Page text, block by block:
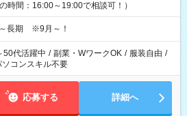
時間：16:00～19:00で相談可！）
長期 ※9月～！
50代活躍中 / 副業・WワークOK / 服装自由 /
ソコンスキル不要
応募する 詳細へ